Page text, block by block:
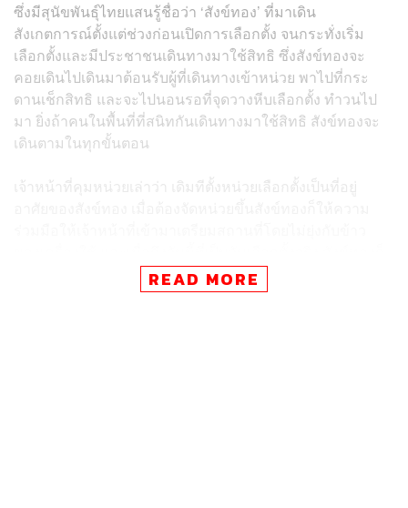
ซึ่งมีสุนัขพันธุ์ไทยแสนรู้ชื่อว่า ‘สังข์ทอง’ ที่มาเดิน
สังเกตการณ์ตั้งแต่ช่วงก่อนเปิดการเลือกตั้ง จนกระทั่งเริ่ม
เลือกตั้งและมีประชาชนเดินทางมาใช้สิทธิ ซึ่งสังข์ทองจะ
คอยเดินไปเดินมาต้อนรับผู้ที่เดินทางเข้าหน่วย พาไปที่กระ
ดานเช็กสิทธิ และจะไปนอนรอที่จุดวางหีบเลือกตั้ง ทำวนไป
มา ยิ่งถ้าคนในพื้นที่ที่สนิทกันเดินทางมาใช้สิทธิ สังข์ทองจะ
เดินตามในทุกขั้นตอน
เจ้าหน้าที่คุมหน่วยเล่าว่า เดิมทีตั้งหน่วยเลือกตั้งเป็นที่อยู่
มาประจำการที่หน่วยเลือกตั้งตั้งแต่เช้า
READ MORE